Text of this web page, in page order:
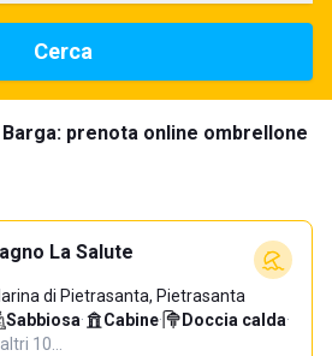
Cerca
prenota online ombrellone
La Salute
di Pietrasanta, Pietrasanta
Sabbiosa· Cabine· Doccia calda·
10…